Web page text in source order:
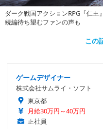
ダーク戦国アクションRPG『仁王
続編待ち望むファンの声も
この
ゲームデザイナー
株式会社サムライ・ソフト
東京都
月給30万円～40万円
正社員